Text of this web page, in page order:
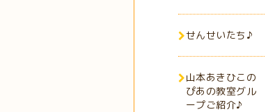
せんせいたち♪
山本あきひこの
ぴあの教室グル
ープご紹介♪